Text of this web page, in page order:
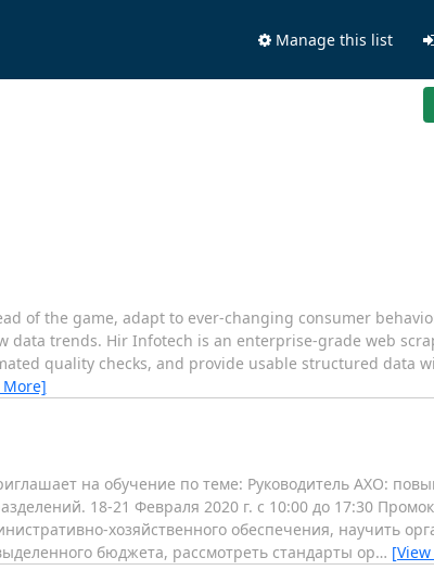
Manage this list
of the game, adapt to ever-changing consumer
trends. Hir Infotech is an enterprise-grade web
quality checks, and provide usable structured data
More]
на обучение по теме: Руководитель АХО:
18-21 Февраля 2020 г. с 10:00 до 17:30
хозяйственного обеспечения, научить
бюджета, рассмотреть стандарты ор…